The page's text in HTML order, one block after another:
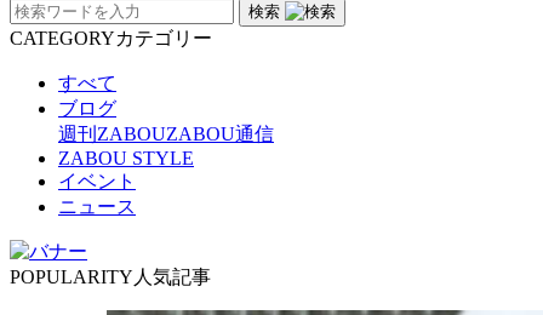
検索
CATEGORYカテゴリー
すべて
ブログ
週刊ZABOUZABOU通信
ZABOU STYLE
イベント
ニュース
POPULARITY 人気記事